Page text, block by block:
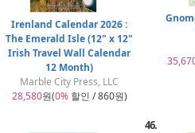
Irenland Calendar 2026 :
The Emerald Isle (12" x 12"
Irish Travel Wall Calendar
12 Month)
Marble City Press, LLC
28,580원(0%할인 / 860원)
46.